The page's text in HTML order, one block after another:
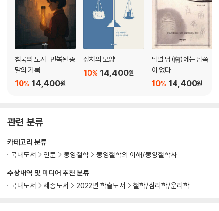
예(禮)의 구체적 내용 436
제11편 선진(先進)
회상 446
제12편 안연(顔淵)
안될 줄 알고도 하려 한 사람 533
제15편 위령공(衛靈公)
허물을 고치지 않는 게 허물 577
침묵의 도시 : 반복된 종
말의 기록
14,400원
10%
정치의 모양
14,400원
10%
남녘 남(南)에는 남쪽
이 없다
14,400원
10%
관련 분류
수상내역 및 미디어 추천 분류
국내도서
세종도서 2022년 학술도서 철학/심리학/윤리학
카테고리 분류
국내도서
인문 동양철학 동양철학의 이해/동양철학사